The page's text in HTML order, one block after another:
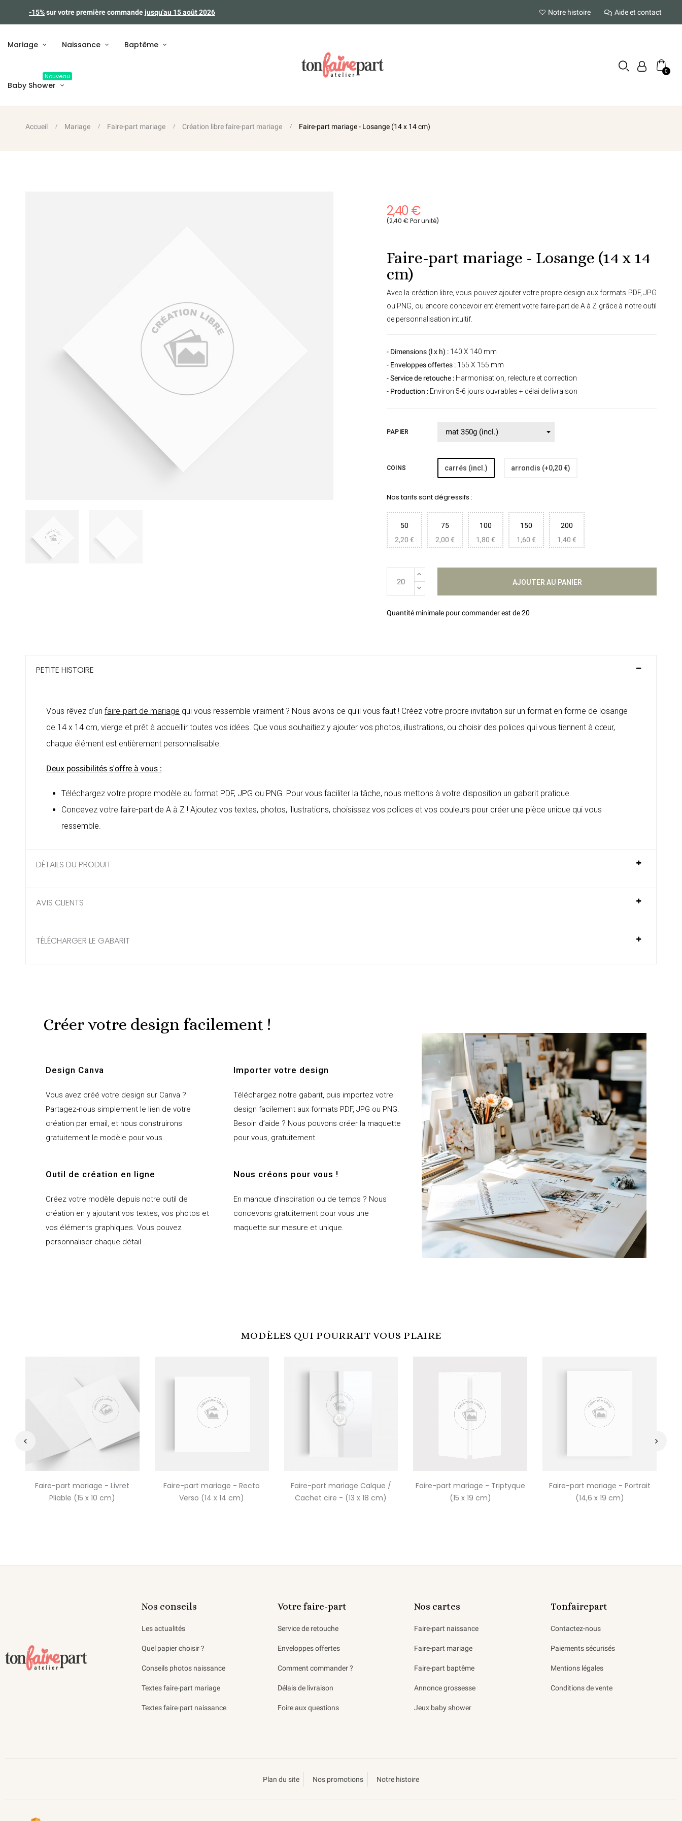
-15%sur votre première commandejusqu'au 15 août 2026 Notre histoire Aide et contact
Mariage Naissance Baptême
Baby Shower
Nouveau
Accueil Mariage Faire-part mariage Création libre faire-part mariage Faire-part mariage - Losange (14 x 14 cm)
2,40 €
(2,40 € Par unité)
Faire-part mariage - Losange (14 x 14
cm)
Avec la création libre, vous pouvez ajouter votre propre design aux formats PDF, JPG
ou PNG, ou encore concevoir entièrement votre faire-part de A à Z grâce à notre outil
de personnalisation intuitif.
- Dimensions (l x h) : 140 X 140 mm
- Enveloppes offertes : 155 X 155 mm
- Service de retouche : Harmonisation, relecture et correction
- Production : Environ 5-6 jours ouvrables + délai de livraison
PAPIER
COINS carrés (incl.) arrondis (+0,20 €)
Nos tarifs sont dégressifs :
50
2,20 €
75
2,00 €
100
1,80 €
150
1,60 €
200
1,40 €
AJOUTER AU PANIER
Quantité minimale pour commander est de 20
PETITE HISTOIRE
Vous rêvez d'un faire-part de mariage qui vous ressemble vraiment ? Nous avons ce qu'il vous faut ! Créez votre propre invitation sur un format en forme de losange
de 14 x 14 cm, vierge et prêt à accueillir toutes vos idées. Que vous souhaitiez y ajouter vos photos, illustrations, ou choisir des polices qui vous tiennent à cœur,
chaque élément est entièrement personnalisable.
Deux possibilités s'offre à vous :
Téléchargez votre propre modèle au format PDF, JPG ou PNG. Pour vous faciliter la tâche, nous mettons à votre disposition un gabarit pratique.
Concevez votre faire-part de A à Z ! Ajoutez vos textes, photos, illustrations, choisissez vos polices et vos couleurs pour créer une pièce unique qui vous
ressemble.
DÉTAILS DU PRODUIT
AVIS CLIENTS
TÉLÉCHARGER LE GABARIT
Créer votre design facilement !
Design Canva
Vous avez créé votre design sur Canva ?
Partagez-nous simplement le lien de votre
création par email, et nous construirons
gratuitement le modèle pour vous.
Outil de création en ligne
Créez votre modèle depuis notre outil de
création en y ajoutant vos textes, vos photos et
vos éléments graphiques. Vous pouvez
personnaliser chaque détail...
Importer votre design
Téléchargez notre gabarit, puis importez votre
design facilement aux formats PDF, JPG ou PNG.
Besoin d’aide ? Nous pouvons créer la maquette
pour vous, gratuitement.
Nous créons pour vous !
En manque d’inspiration ou de temps ? Nous
concevons gratuitement pour vous une
maquette sur mesure et unique.
MODÈLES QUI POURRAIT VOUS PLAIRE
Faire-part mariage - Livret
Pliable (15 x 10 cm)
Faire-part mariage - Recto
Verso (14 x 14 cm)
Faire-part mariage Calque /
Cachet cire - (13 x 18 cm)
Faire-part mariage - Triptyque
(15 x 19 cm)
Faire-part mariage - Portrait
(14,6 x 19 cm)
Nos conseils
Les actualités
Quel papier choisir ?
Conseils photos naissance
Textes faire-part mariage
Textes faire-part naissance
Votre faire-part
Service de retouche
Enveloppes offertes
Comment commander ?
Délais de livraison
Foire aux questions
Nos cartes
Faire-part naissance
Faire-part mariage
Faire-part baptême
Annonce grossesse
Jeux baby shower
Tonfairepart
Contactez-nous
Paiements sécurisés
Mentions légales
Conditions de vente
Plan du site Nos promotions Notre histoire